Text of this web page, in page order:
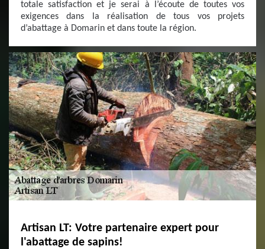
totale satisfaction et je serai à l’écoute de toutes vos
exigences dans la réalisation de tous vos projets
d’abattage à Domarin et dans toute la région.
Artisan LT: Votre partenaire expert pour
l'abattage de sapins!